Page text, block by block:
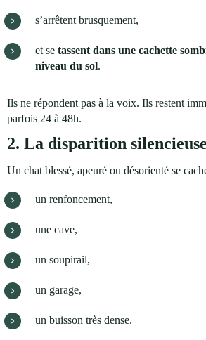
s’arrêtent brusquement,
et se tassent dans une cachette
niveau du sol.
Ils ne répondent pas à la voix. Ils restent
parfois 24 à 48h.
2. La disparition silencieuse
Un chat blessé, apeuré ou désorienté se
un renfoncement,
une cave,
un soupirail,
un garage,
un buisson très dense.